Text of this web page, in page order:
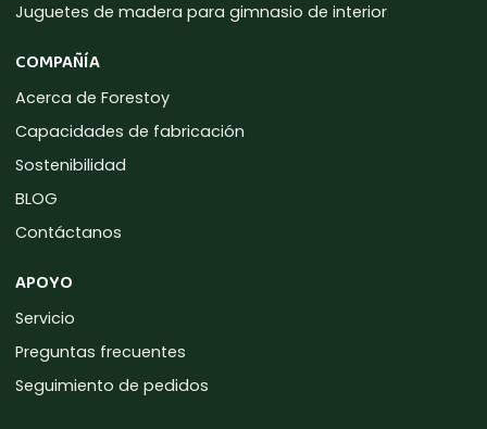
Juguetes de madera para gimnasio de interior
COMPAÑÍA
Acerca de Forestoy
Capacidades de fabricación
Sostenibilidad
BLOG
Contáctanos
APOYO
Servicio
Preguntas frecuentes
Seguimiento de pedidos